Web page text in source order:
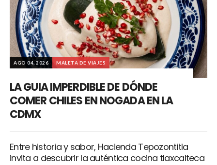
AGO 04, 2026 MALETA DE VIAJES
LA GUIA IMPERDIBLE DE DÓNDE
COMER CHILES EN NOGADA EN LA
CDMX
Entre historia y sabor, Hacienda Tepozontitla
invita a descubrir la auténtica cocina tlaxcalteca